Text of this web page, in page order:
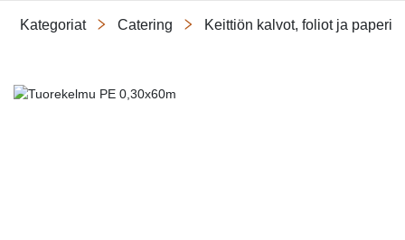
Kategoriat Catering Keittiön kalvot, foliot ja paperit
Slide 2 of 2